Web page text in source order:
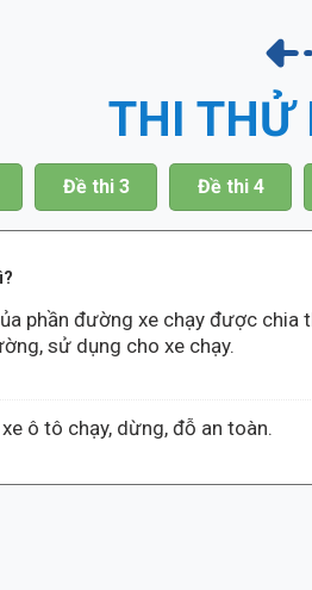
THI THỬ
Đề thi 3 Đề thi 4
phần đường xe chạy được chia
sử dụng cho xe chạy.
ô tô chạy, dừng, đỗ an toàn.